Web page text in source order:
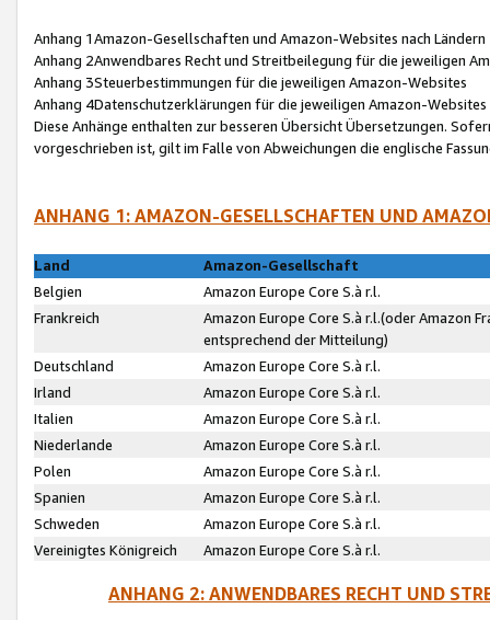
Anhang 1Amazon-Gesellschaften und Amazon-Websites nach Ländern
Anhang 2Anwendbares Recht und Streitbeilegung für die jeweiligen
Anhang 3Steuerbestimmungen für die jeweiligen Amazon-Websites
Anhang 4Datenschutzerklärungen für die jeweiligen Amazon-Websites
Diese Anhänge enthalten zur besseren Übersicht Übersetzungen.
vorgeschrieben ist, gilt im Falle von Abweichungen die englische
ANHANG 1: AMAZON-GESELLSCHAFTEN UND
Land
Amazon-Gesellschaft
Belgien
Amazon Europe Core S.à r.l.
Frankreich
Amazon Europe Core S.à r.l.(oder Amazon
entsprechend der Mitteilung)
Deutschland
Amazon Europe Core S.à r.l.
Irland
Amazon Europe Core S.à r.l.
Italien
Amazon Europe Core S.à r.l.
Niederlande
Amazon Europe Core S.à r.l.
Polen
Amazon Europe Core S.à r.l.
Spanien
Amazon Europe Core S.à r.l.
Schweden
Amazon Europe Core S.à r.l.
Vereinigtes Königreich
Amazon Europe Core S.à r.l.
ANHANG 2: ANWENDBARES RECHT UND